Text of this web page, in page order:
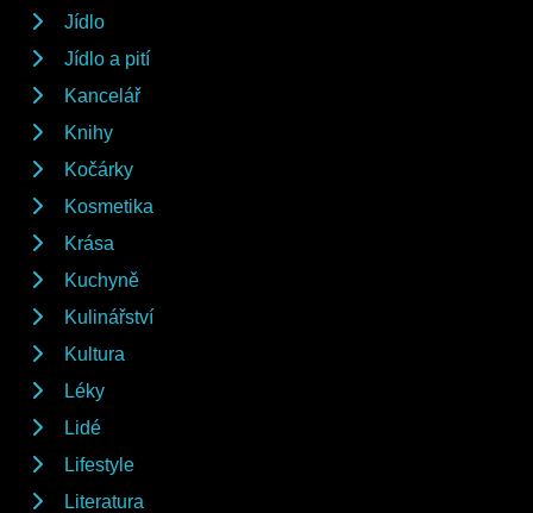
Jídlo
Jídlo a pití
Kancelář
Knihy
Kočárky
Kosmetika
Krása
Kuchyně
Kulinářství
Kultura
Léky
Lidé
Lifestyle
Literatura